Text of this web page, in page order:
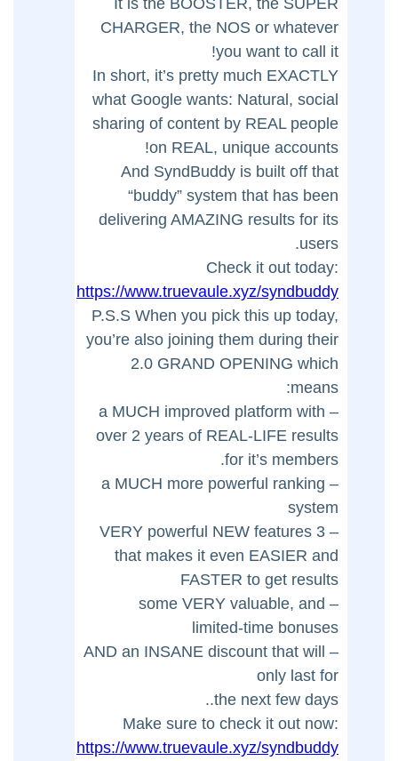
CHARGER, the NOS or whatever
you want to call it!
In short, it’s pretty much EXACTLY
what Google wants: Natural, social
sharing of content by REAL people
on REAL, unique accounts!
And SyndBuddy is built off that
“buddy” system that has been
delivering AMAZING results for its
users.
Check it out today:
https://www.truevaule.xyz/syndbuddy
P.S.S When you pick this up today,
you’re also joining them during their
2.0 GRAND OPENING which
means:
– a MUCH improved platform with
over 2 years of REAL-LIFE results
for it’s members.
– a MUCH more powerful ranking
system
– 3 VERY powerful NEW features
that makes it even EASIER and
FASTER to get results
– some VERY valuable, and
limited-time bonuses
– AND an INSANE discount that will
only last for
the next few days..
Make sure to check it out now:
https://www.truevaule.xyz/syndbuddy